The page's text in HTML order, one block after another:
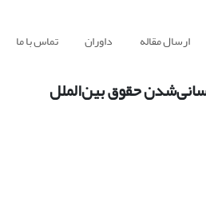
ارسال مقاله داوران تماس با ما
حقوق بین‌الملل